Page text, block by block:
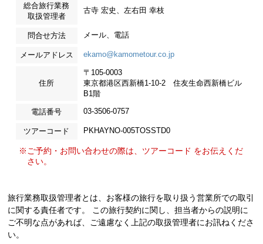
総合旅行業務
取扱管理者
古寺 宏史、左右田 幸枝
問合せ方法 メール、電話
メールアドレス ekamo@kamometour.co.jp
住所
〒105-0003
東京都港区西新橋1-10-2 住友生命西新橋ビル
B1階
電話番号 03-3506-0757
ツアーコード PKHAYNO-005TOSSTD0
※ご予約・お問い合わせの際は、ツアーコード をお伝えくだ
さい。
旅行業務取扱管理者とは、お客様の旅行を取り扱う営業所での取引
に関する責任者です。 この旅行契約に関し、担当者からの説明に
ご不明な点があれば、ご遠慮なく上記の取扱管理者にお訊ねくださ
い。